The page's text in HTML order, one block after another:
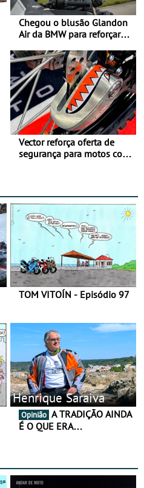
Chegou o blusão Glandon
Air da BMW para reforçar
verão
Vector reforça oferta de
segurança para motos com
TOM VITOÍN - Episódio 97
Henrique Saraiva
Opinião
É O QUE ERA…